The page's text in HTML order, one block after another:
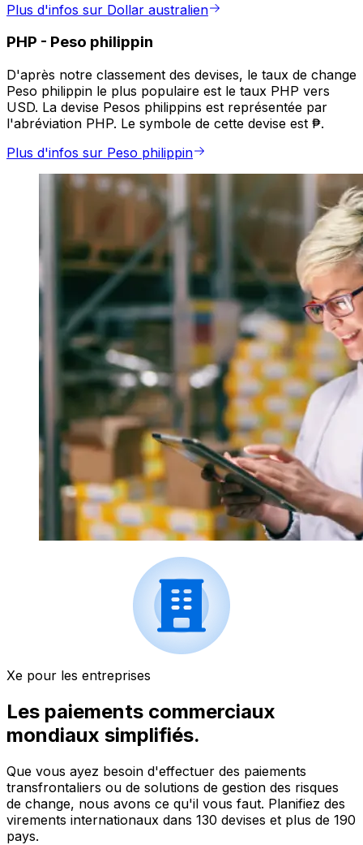
Plus d'infos sur Dollar australien
PHP - Peso philippin
D'après notre classement des devises, le taux de change
Peso philippin le plus populaire est le taux PHP vers
USD. La devise Pesos philippins est représentée par
l'abréviation PHP. Le symbole de cette devise est ₱.
Plus d'infos sur Peso philippin
Xe pour les entreprises
Les paiements commerciaux
mondiaux simplifiés.
Que vous ayez besoin d'effectuer des paiements
transfrontaliers ou de solutions de gestion des risques
de change, nous avons ce qu'il vous faut. Planifiez des
virements internationaux dans 130 devises et plus de 190
pays.